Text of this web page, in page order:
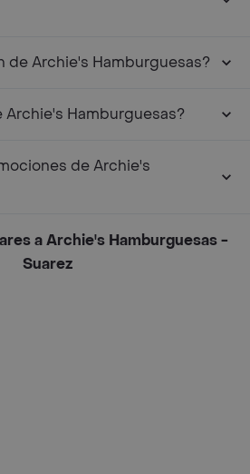
de Archie's Hamburguesas?
Archie's Hamburguesas?
de Archie's
a Archie's Hamburguesas -
Suarez